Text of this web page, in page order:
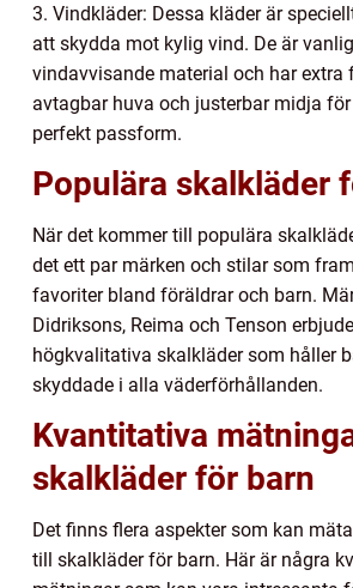
3. Vindkläder: Dessa kläder är
att skydda mot kylig vind. De är
vindavvisande material och har extra
avtagbar huva och justerbar midja
perfekt passform.
Populära skalkläder
När det kommer till populära
det ett par märken och stilar som
favoriter bland föräldrar och barn.
Didriksons, Reima och Tenson
högkvalitativa skalkläder som håller
skyddade i alla väderförhållanden.
Kvantitativa
skalkläder för barn
Det finns flera aspekter som kan
till skalkläder för barn. Här är några